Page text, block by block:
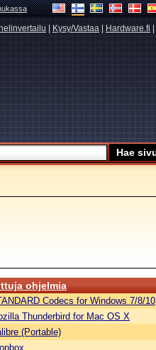
Kysy/Vastaa Hardware.fi
ohjelmia
Codecs for Windows 7/8/10
Thunderbird for Mac OS X
(Portable)